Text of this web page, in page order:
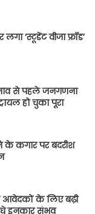
‘स्टूडेंट वीजा फ्रॉड’
से पहले जनगणना
हो चुका पूरा
कगार पर बदरीश
आवेदकों के लिए बढ़ी
इनकार संभव